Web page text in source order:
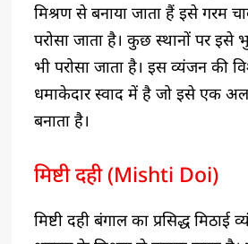
मिश्रण से बनाया जाता हैं इसे गरम
परोसा जाता है। कुछ स्थानों पर
भी परोसा जाता है। इस व्यंजन की
धमाकेदार स्वाद में है जो इसे एक
बनाता है।
मिष्टी दही (Mishti Doi)
मिष्टी दही बंगाल का प्रसिद्ध